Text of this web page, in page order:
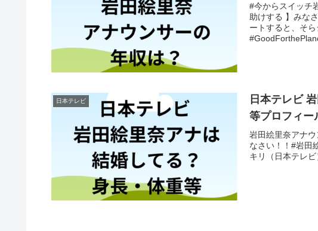
#今からスイッチ
助けする 】みな
ートすると、そ
日本テレビ
日本テレビ
等プロフィー
岩田絵里奈アナ
なさい！！#岩田
キリ（日本テレ